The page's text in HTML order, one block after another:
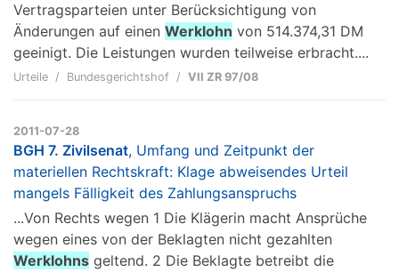
Vertragsparteien unter Berücksichtigung von
Änderungen auf einen Werklohn von 514.374,31 DM
geeinigt. Die Leistungen wurden teilweise erbracht....
Urteile Bundesgerichtshof VII ZR 97/08
2011-07-28
BGH 7. Zivilsenat, Umfang und Zeitpunkt der
materiellen Rechtskraft: Klage abweisendes Urteil
mangels Fälligkeit des Zahlungsanspruchs
...Von Rechts wegen 1 Die Klägerin macht Ansprüche
wegen eines von der Beklagten nicht gezahlten
Werklohns geltend. 2 Die Beklagte betreibt die